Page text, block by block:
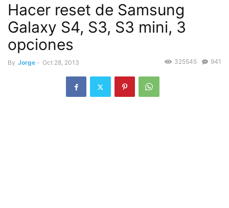
Hacer reset de Samsung
Galaxy S4, S3, S3 mini, 3
opciones
By Jorge - Oct 28, 2013 941
325545